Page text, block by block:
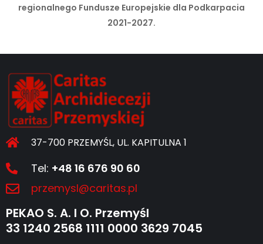
regionalnego Fundusze Europejskie dla Podkarpacia
2021-2027.
37-700 PRZEMYŚL, UL. KAPITULNA 1
Tel: +48 16 676 90 60
przemysl@caritas.pl
PEKAO S. A. I O. Przemyśl
33 1240 2568 1111 0000 3629 7045